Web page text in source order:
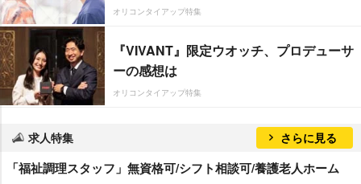
オリコンタイアップ特集
『VIVANT』限定ウオッチ、プロデューサ
ーの感想は
オリコンタイアップ特集
求人特集 さらに見る
「福祉調理スタッフ」無資格可/シフト相談可/養護老人ホーム